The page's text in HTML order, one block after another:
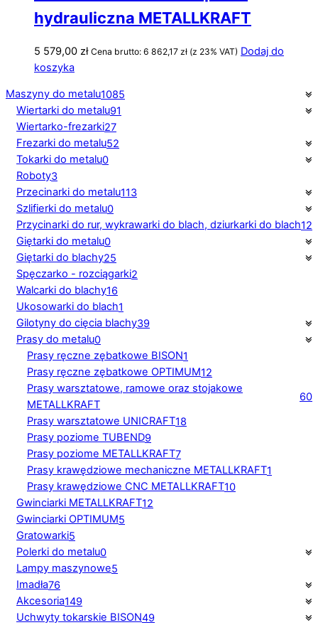
hydrauliczna METALLKRAFT
5 579,00 zł Cena brutto: 6 862,17 zł (z 23% VAT) Dodaj do
koszyka
Maszyny do metalu1085
Wiertarki do metalu91
Wiertarko-frezarki27
Frezarki do metalu52
Tokarki do metalu0
Roboty3
Przecinarki do metalu113
Szlifierki do metalu0
Przycinarki do rur, wykrawarki do blach, dziurkarki do blach12
Giętarki do metalu0
Giętarki do blachy25
Spęczarko - rozciągarki2
Walcarki do blachy16
Ukosowarki do blach1
Gilotyny do cięcia blachy39
Prasy do metalu0
Prasy ręczne zębatkowe BISON1
Prasy ręczne zębatkowe OPTIMUM12
Prasy warsztatowe, ramowe oraz stojakowe
METALLKRAFT
60
Prasy warsztatowe UNICRAFT18
Prasy poziome TUBEND9
Prasy poziome METALLKRAFT7
Prasy krawędziowe mechaniczne METALLKRAFT1
Prasy krawędziowe CNC METALLKRAFT10
Gwinciarki METALLKRAFT12
Gwinciarki OPTIMUM5
Gratowarki5
Polerki do metalu0
Lampy maszynowe5
Imadła76
Akcesoria149
Uchwyty tokarskie BISON49